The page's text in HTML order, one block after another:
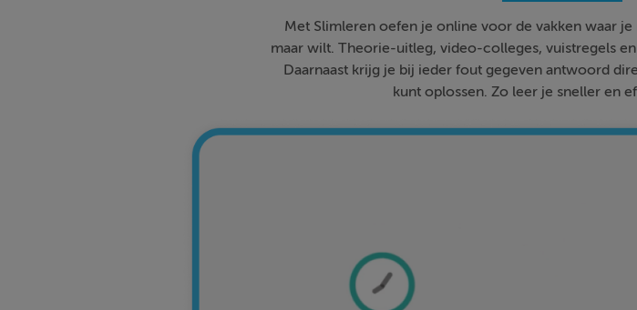
Met Slimleren oefen je online voor de vakken waar
maar wilt. Theorie-uitleg, video-colleges, vuistregels
Daarnaast krijg je bij ieder fout gegeven antwoord
kunt oplossen. Zo leer je sneller en